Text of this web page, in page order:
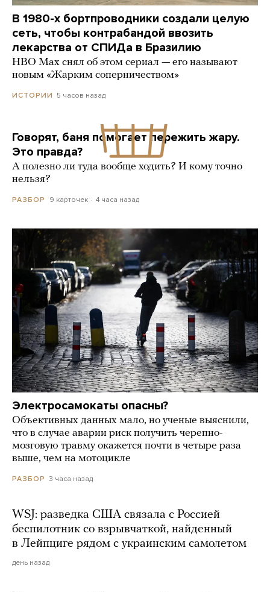
В 1980-х бортпроводники создали целую
сеть, чтобы контрабандой ввозить
лекарства от СПИДа в Бразилию
HBO Max снял об этом сериал — его называют
новым «Жарким соперничеством»
ИСТОРИИ 5 часов назад
Говорят, баня помогает пережить жару.
Это правда?
А полезно ли туда вообще ходить? И кому точно
нельзя?
РАЗБОР 9 карточек 4 часа назад
Электросамокаты опасны?
Объективных данных мало, но ученые выяснили,
что в случае аварии риск получить черепно-
мозговую травму окажется почти в четыре раза
выше, чем на мотоцикле
РАЗБОР 3 часа назад
WSJ: разведка США связала с Россией
беспилотник со взрывчаткой, найденный
в Лейпциге рядом с украинским самолетом
день назад